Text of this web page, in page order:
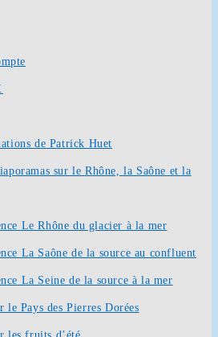
de Patrick Huet
sur le Rhône, la Saône et la
Le Rhône du glacier à la mer
La Saône de la source au confluent
La Seine de la source à la mer
le Pays des Pierres Dorées